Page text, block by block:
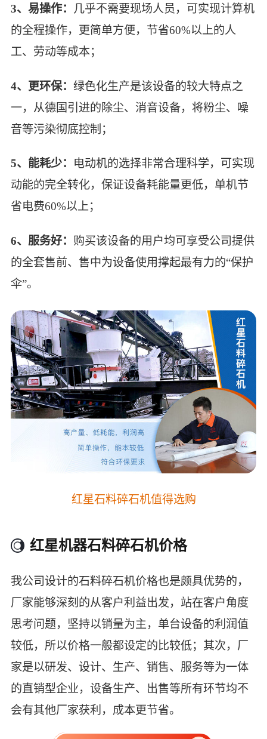
搭载圆锥破碎机的轮胎移动石料碎石机，破碎之
后的石料成品有粗骨料、细骨料
重锤式破碎机施工现场，由2台设备配置，产量是
比较大的
履带移动碎石机用户作业现场，一台设备完成石
3、易操作： 几乎不需要现场人员，可实现计算机
的全程操作，更简单方便，节省60%以上的人
工、劳动等成本；
4、更环保： 绿色化生产是该设备的较大特点之
一，从德国引进的除尘、消音设备，将粉尘、噪
音等污染彻底控制；
5、能耗少： 电动机的选择非常合理科学，可实现
动能的完全转化，保证设备耗能量更低，单机节
省电费60%以上；
6、服务好： 购买该设备的用户均可享受公司提供
的全套售前、售中为设备使用撑起最有力的“保护
伞”。
红星石料碎石机值得选购
红星机器石料碎石机价格
我公司设计的石料碎石机价格也是颇具优势的，
厂家能够深刻的从客户利益出发，站在客户角度
思考问题，坚持以销量为主，单台设备的利润值
较低，所以价格一般都设定的比较低；其次，厂
家是以研发、设计、生产、销售、服务等为一体
的直销型企业，设备生产、出售等所有环节均不
会有其他厂家获利，成本更节省。